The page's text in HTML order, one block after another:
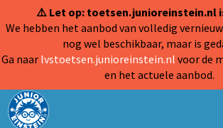
⚠️ Let op: toetsen.junioreinstein.nl
We hebben het aanbod van volledig
nog wel beschikbaar, maar is
Ga naar lvstoetsen.junioreinstein.nl voor de
en het actuele aanbod.